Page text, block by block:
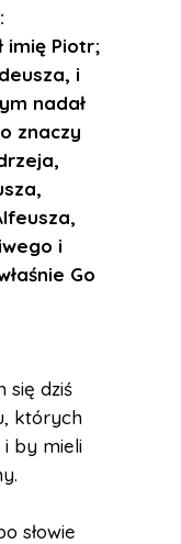
imię Piotr;
i
nadał
znaczy
i
Go
się dziś
których
i by mieli
słowie